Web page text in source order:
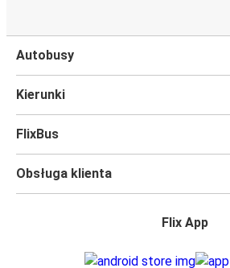
Autobusy
Kierunki
FlixBus
Obsługa klienta
Flix App